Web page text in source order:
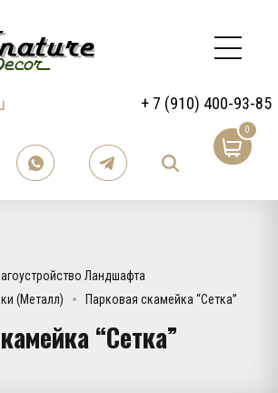
+ 7 (910) 400-93-85
0
Ландшафта
(Металл)
Парковая скамейка “Сетка”
“Сетка”